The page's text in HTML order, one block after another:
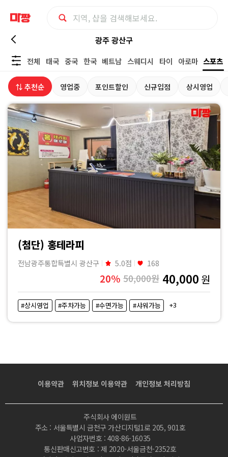
광
주
광
산
구
스
포
츠
지
짱
광주 광산구
전체
태국 중국 한국 베트남 스웨디시 타이 아로마 스포츠
⇅ 추천순 영업중 포인트할인 신규입점 상시영업
(첨단) 홍테라피
전남광주통합특별시 광산구 5.0점 168
20% 50,000원 40,000 원
#상시영업 #주차가능 #수면가능 #샤워가능 +3
이용약관 위치정보 이용약관 개인정보 처리방침
주식회사 에이원트
주소 : 서울특별시 금천구 가산디지털1로 205, 901호
사업자번호 : 408-86-16035
통신판매신고번호 : 제 2020-서울금천-2352호